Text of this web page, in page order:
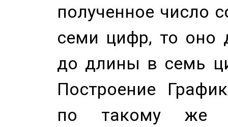
полученное число
семи цифр, то оно
до длины в семь
Построение
по такому же